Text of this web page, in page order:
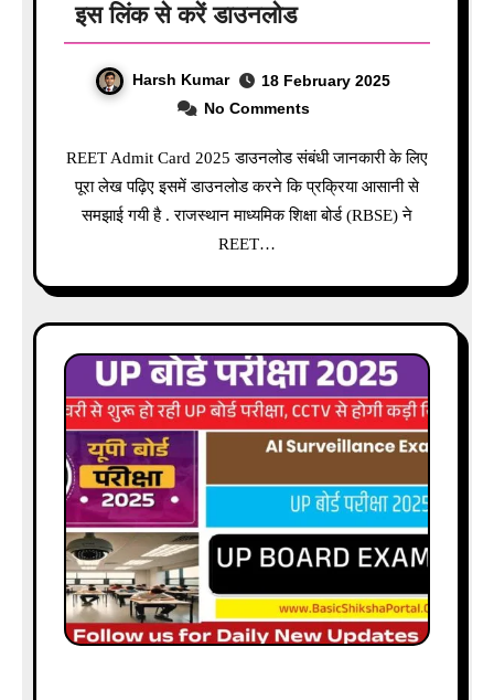
इस लिंक से करें डाउनलोड
Harsh Kumar
18 February 2025
No Comments
REET Admit Card 2025 डाउनलोड संबंधी जानकारी के लिए
पूरा लेख पढ़िए इसमें डाउनलोड करने कि प्रक्रिया आसानी से
समझाई गयी है . राजस्थान माध्यमिक शिक्षा बोर्ड (RBSE) ने
REET…